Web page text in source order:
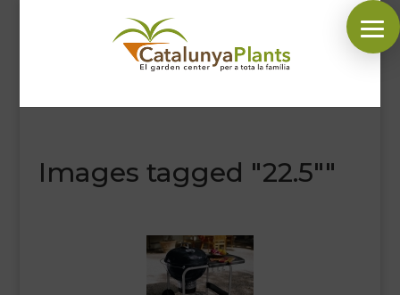
SÍGUENOS EN:
INICIOImages tagged "22.5""